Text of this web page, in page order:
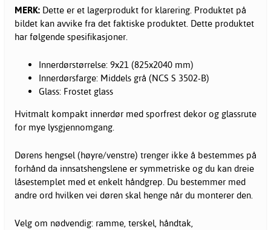
MERK: Dette er et lagerprodukt for klarering. Produktet på
bildet kan avvike fra det faktiske produktet. Dette produktet
har følgende spesifikasjoner.
Innerdørstørrelse: 9x21 (825x2040 mm)
Innerdørsfarge: Middels grå (NCS S 3502-B)
Glass: Frostet glass
Hvitmalt kompakt innerdør med sporfrest dekor og glassrute
for mye lysgjennomgang.
Dørens hengsel (høyre/venstre) trenger ikke å bestemmes på
forhånd da innsatshengslene er symmetriske og du kan dreie
låsestemplet med et enkelt håndgrep. Du bestemmer med
andre ord hvilken vei døren skal henge når du monterer den.
Velg om nødvendig: ramme, terskel, håndtak,